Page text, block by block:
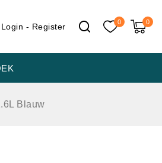
Login - Register 0 0
Blauw